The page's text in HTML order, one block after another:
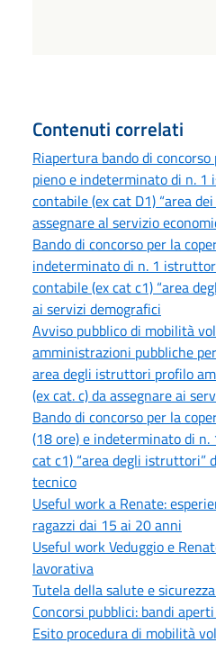
Contenuti correlati
Riapertura bando di
pieno e indeterminato di n.
contabile (ex cat D1) “area
assegnare al servizio
Bando di concorso per la
indeterminato di n. 1
contabile (ex cat c1) “area
ai servizi demografici
Avviso pubblico di mobilità
amministrazioni pubbliche
area degli istruttori profilo
(ex cat. c) da assegnare ai
Bando di concorso per la
(18 ore) e indeterminato di
cat c1) “area degli istruttori”
tecnico
Useful work a Renate:
ragazzi dai 15 ai 20 anni
Useful work Veduggio e
lavorativa
Tutela della salute e
Concorsi pubblici: bandi
Esito procedura di mobilità